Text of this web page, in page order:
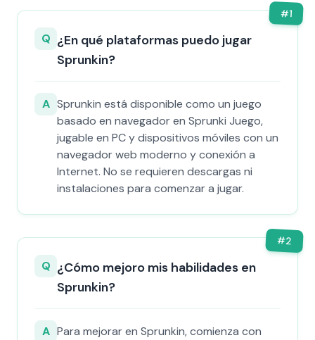
#1
Q ¿En qué plataformas puedo jugar
Sprunkin?
A Sprunkin está disponible como un juego
basado en navegador en Sprunki Juego,
jugable en PC y dispositivos móviles con un
navegador web moderno y conexión a
Internet. No se requieren descargas ni
instalaciones para comenzar a jugar.
#2
Q ¿Cómo mejoro mis habilidades en
Sprunkin?
A Para mejorar en Sprunkin, comienza con